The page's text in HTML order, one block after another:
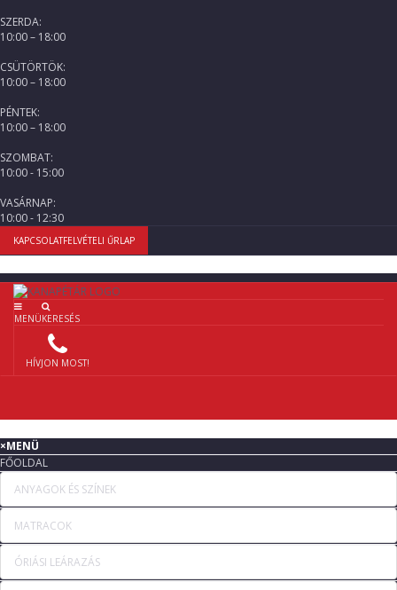
SZERDA:
10:00 – 18:00
CSÜTÖRTÖK:
10:00 – 18:00
PÉNTEK:
10:00 – 18:00
SZOMBAT:
10:00 - 15:00
VASÁRNAP:
10:00 - 12:30
KAPCSOLATFELVÉTELI ŰRLAP
MENÜKERESÉS
HÍVJON MOST!
×MENÜ
FŐOLDAL
ANYAGOK ÉS SZÍNEK
MATRACOK
ÓRIÁSI LEÁRAZÁS